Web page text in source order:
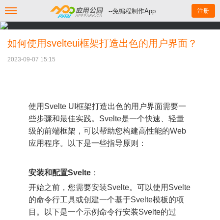
--免编程制作App 注册
如何使用svelteui框架打造出色的用户界面？
2023-09-07 15:15
使用Svelte UI框架打造出色的用户界面需要一
些步骤和最佳实践。Svelte是一个快速、轻量
级的前端框架，可以帮助您构建高性能的Web
应用程序。以下是一些指导原则：
安装和配置Svelte：
开始之前，您需要安装Svelte。可以使用Svelte
的命令行工具或创建一个基于Svelte模板的项
目。以下是一个示例命令行安装Svelte的过